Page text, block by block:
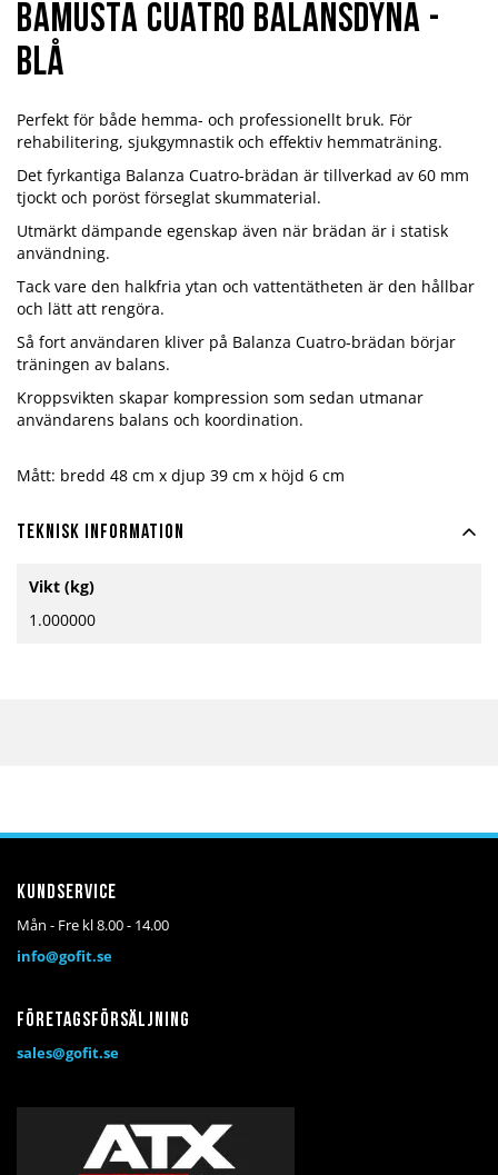
Bamusta Cuatro Balansdyna -
Blå
Perfekt för både hemma- och professionellt bruk. För
rehabilitering, sjukgymnastik och effektiv hemmaträning.
Det fyrkantiga Balanza Cuatro-brädan är tillverkad av 60 mm
tjockt och poröst förseglat skummaterial.
Utmärkt dämpande egenskap även när brädan är i statisk
användning.
Tack vare den halkfria ytan och vattentätheten är den hållbar
och lätt att rengöra.
Så fort användaren kliver på Balanza Cuatro-brädan börjar
träningen av balans.
Kroppsvikten skapar kompression som sedan utmanar
användarens balans och koordination.
Mått: bredd 48 cm x djup 39 cm x höjd 6 cm
Teknisk information
information
Vikt (kg)
1.000000
Kundservice
Mån - Fre kl 8.00 - 14.00
info@gofit.se
Företagsförsäljning
sales@gofit.se